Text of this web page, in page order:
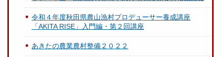
令和４年度秋田県農山漁村プロデューサー養成講座
「AKITA RISE」入門編・第２回講座
あきたの農業農村整備２０２２